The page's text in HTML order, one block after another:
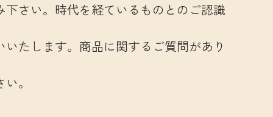
さい。時代を経ているものとのご認識
たします。商品に関するご質問があり
。